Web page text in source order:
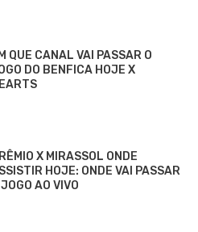
QUE CANAL VAI PASSAR O
DO BENFICA HOJE X
X MIRASSOL ONDE
HOJE: ONDE VAI PASSAR
JOGO AO VIVO